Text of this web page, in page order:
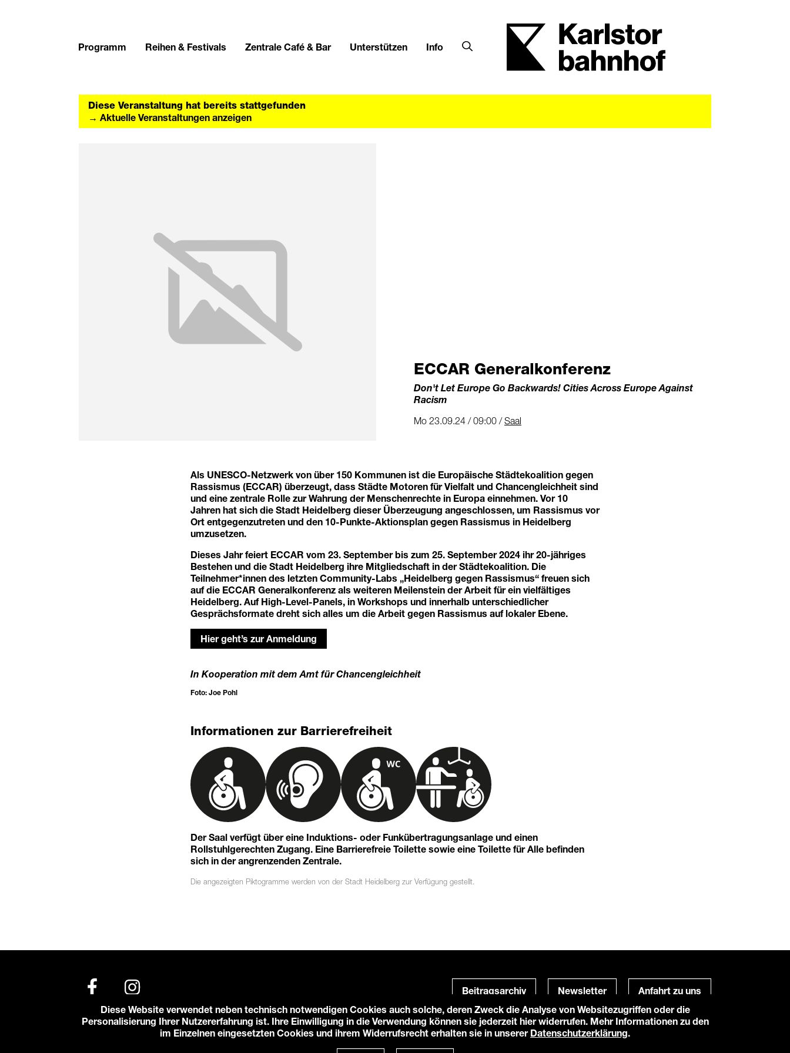
Programm Reihen & Festivals Zentrale Café & Bar Unterstützen Info
Diese Veranstaltung hat bereits stattgefunden
→ Aktuelle Veranstaltungen anzeigen
ECCAR Generalkonferenz
Don't Let Europe Go Backwards! Cities Across Europe Against
Racism
Mo 23.09.24 / 09:00 /Saal
Als UNESCO-Netzwerk von über 150 Kommunen ist die Europäische Städtekoalition gegen
Rassismus (ECCAR) überzeugt, dass Städte Motoren für Vielfalt und Chancengleichheit sind
und eine zentrale Rolle zur Wahrung der Menschenrechte in Europa einnehmen. Vor 10
Jahren hat sich die Stadt Heidelberg dieser Überzeugung angeschlossen, um Rassismus vor
Ort entgegenzutreten und den 10-Punkte-Aktionsplan gegen Rassismus in Heidelberg
umzusetzen.
Dieses Jahr feiert ECCAR vom 23. September bis zum 25. September 2024 ihr 20-jähriges
Bestehen und die Stadt Heidelberg ihre Mitgliedschaft in der Städtekoalition. Die
Teilnehmer*innen des letzten Community-Labs „Heidelberg gegen Rassismus“ freuen sich
auf die ECCAR Generalkonferenz als weiteren Meilenstein der Arbeit für ein vielfältiges
Heidelberg. Auf High-Level-Panels, in Workshops und innerhalb unterschiedlicher
Gesprächsformate dreht sich alles um die Arbeit gegen Rassismus auf lokaler Ebene.
Hier geht’s zur Anmeldung
In Kooperation mit dem Amt für Chancengleichheit
Foto: Joe Pohl
Informationen zur Barrierefreiheit
Der Saal verfügt über eine Induktions- oder Funkübertragungsanlage und einen
Rollstuhlgerechten Zugang. Eine Barrierefreie Toilette sowie eine Toilette für Alle befinden
sich in der angrenzenden Zentrale.
Die angezeigten Piktogramme werden von der Stadt Heidelberg zur Verfügung gestellt.
Beitragsarchiv Newsletter Anfahrt zu uns
© 2026 Karlstorbahnhof e.V.
Datenschutzerklärung
Powered by
Diese Website verwendet neben technisch notwendigen Cookies auch solche, deren Zweck die Analyse von Websitezugriffen oder die
Personalisierung Ihrer Nutzererfahrung ist. Ihre Einwilligung in die Verwendung können sie jederzeit hier widerrufen. Mehr Informationen zu den
im Einzelnen eingesetzten Cookies und ihrem Widerrufsrecht erhalten sie in unserer Datenschutzerklärung.